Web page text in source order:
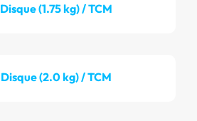
Disque (1.75 kg) / TCM
Disque (2.0 kg) / TCM